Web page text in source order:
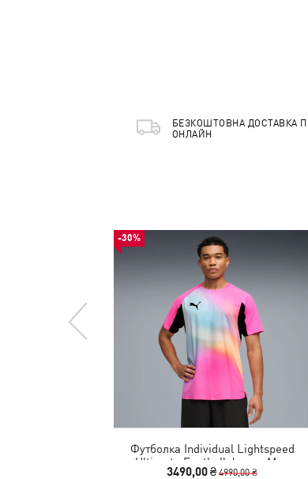
БЕЗКОШТОВНА ДОСТАВКА
ОНЛАЙН
-30%
Футболка Individual Lightspeed
Ultimate Football Jersey Men
3490,00 ₴4990,00 ₴